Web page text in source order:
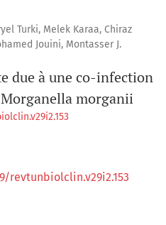
Turki, Melek Karaa, Chiraz
Jouini, Montasser J.
due à une co-infection
morganii
revtunbiolclin.v29i2.153